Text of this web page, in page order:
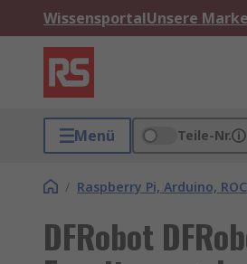
WissensportalUnsere
Menü Teile-Nr.
/ Raspberry Pi, Arduino,
DFRobot